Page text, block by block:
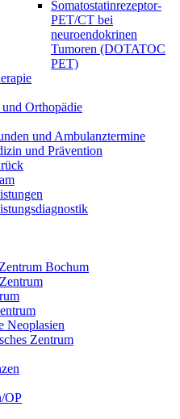
Somatostatinrezeptor-
PET/CT bei
neuroendokrinen
Tumoren (DOTATOC
PET)
Orthopädie
und Ambulanztermine
und Prävention
Bochum
Neoplasien
Zentrum
OP